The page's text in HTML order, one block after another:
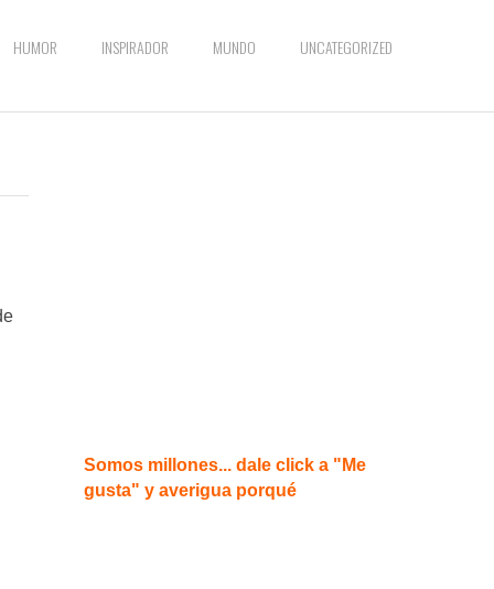
HUMOR INSPIRADOR MUNDO UNCATEGORIZED
Somos millones... dale click a "Me
gusta" y averigua porqué